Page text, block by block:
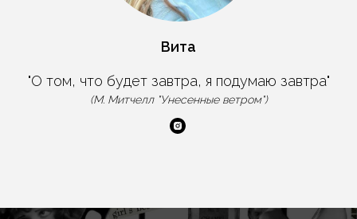
Вита
"О том, что будет завтра, я подумаю завтра"
(М. Митчелл "Унесенные ветром")